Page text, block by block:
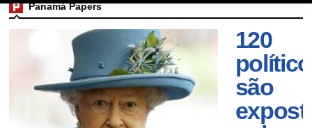
Panamá Papers
Mais
120
são